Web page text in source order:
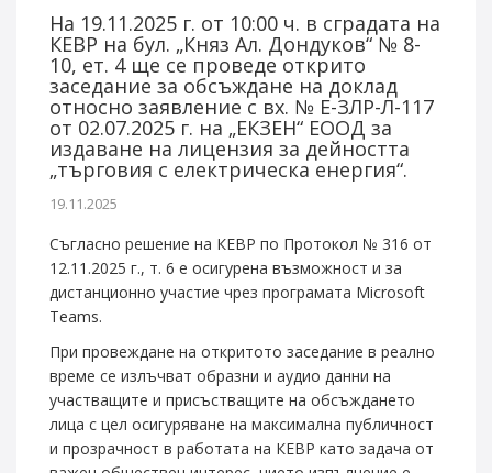
На 19.11.2025 г. от 10:00 ч. в сградата на
КЕВР на бул. „Княз Ал. Дондуков“ № 8-
10, ет. 4 ще се проведе открито
заседание за обсъждане на доклад
относно заявление с вх. № Е-ЗЛР-Л-117
от 02.07.2025 г. на „ЕКЗЕН“ ЕООД за
издаване на лицензия за дейността
„търговия с електрическа енергия“.
19.11.2025
Съгласно решение на КЕВР по Протокол № 316 от
12.11.2025 г., т. 6 е осигурена възможност и за
дистанционно участие чрез програмата Microsoft
Teams.
При провеждане на откритото заседание в реално
време се излъчват образни и аудио данни на
участващите и присъстващите на обсъждането
лица с цел осигуряване на максимална публичност
и прозрачност в работата на КЕВР като задача от